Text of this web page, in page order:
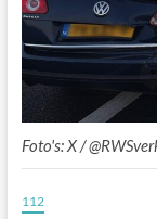
Foto's: X /
112